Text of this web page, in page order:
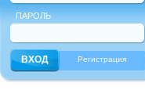
ПАРОЛЬ
Регистрация